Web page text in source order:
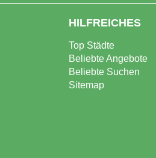
HILFREICHES
Top Städte
Beliebte Angebote
Beliebte Suchen
Sitemap